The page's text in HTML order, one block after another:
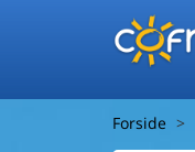
Forside